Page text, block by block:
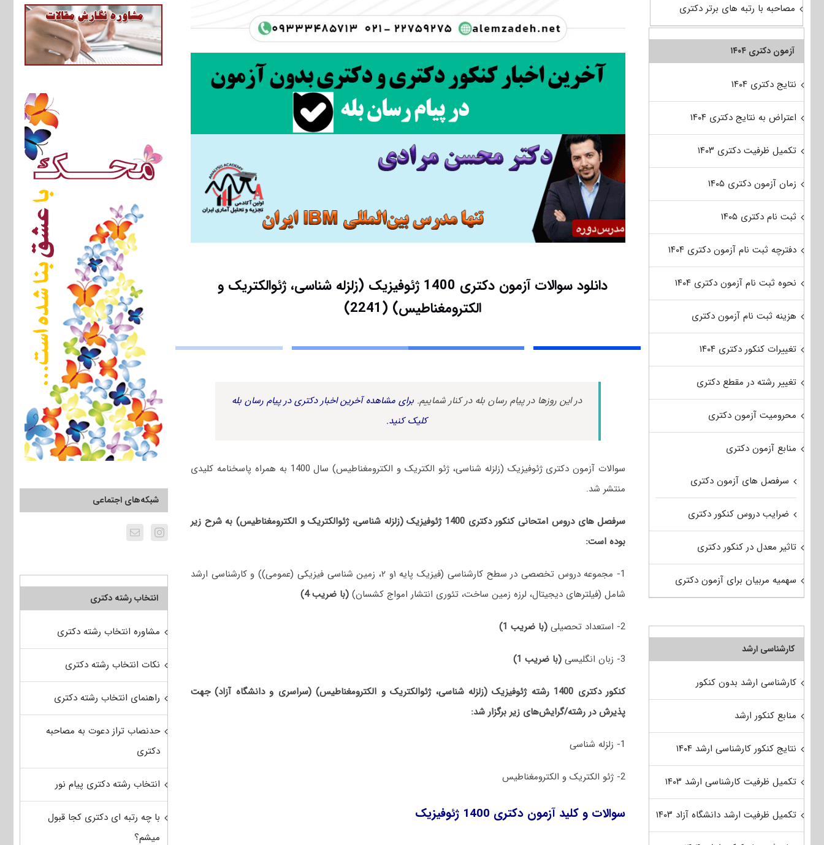
دانلود سوالات آزمون دکتری 1400 ژئوفیزیک (زلزله شناسی، ژئوالکتریک و
الکترومغناطیس) (2241)
در این روزها در پیام رسان بله در کنار شماییم. برای مشاهده آخرین اخبار دکتری در پیام رسان بله
کلیک کنید.
سوالات آزمون دکتری ژئوفیزیک (زلزله شناسی، ژئو الکتریک و الکترومغناطیس) سال 1400 به همراه پاسخنامه کلیدی
منتشر شد.
سرفصل های دروس امتحانی کنکور دکتری 1400 ژئوفیزیک (زلزله شناسی، ژئوالکتریک و الکترومغناطیس) به شرح زیر
بوده است:
1- مجموعه دروس تخصصی در سطح کارشناسی (فیزیک پایه ۱و ۲، زمین شناسی فیزیکی (عمومی)) و کارشناسی ارشد
شامل (فیلترهای دیجیتال، لرزه زمین ساخت، تئوری انتشار امواج کشسان) (با ضریب 4)
2- استعداد تحصیلی (با ضریب 1)
3- زبان انگلیسی (با ضریب 1)
کنکور دکتری 1400 رشته ژئوفیزیک (زلزله شناسی، ژئوالکتریک و الکترومغناطیس) (سراسری و دانشگاه آزاد) جهت
پذیرش در رشته/گرایش‌های زیر برگزار شد:
1- زلزله شناسی
2- ژئو الکتریک و الکترومغناطیس
سوالات و کلید آزمون دکتری 1400 ژئوفیزیک
شبکه‌های اجتماعی
انتخاب رشته دکتری
مشاوره انتخاب رشته دکتری
نکات انتخاب رشته دکتری
راهنمای انتخاب رشته دکتری
حدنصاب تراز دعوت به مصاحبه
دکتری
انتخاب رشته دکتری پیام نور
با چه رتبه ای دکتری کجا قبول
میشم؟
مصاحبه با رتبه های برتر دکتری
آزمون دکتری ۱۴۰۴
نتایج دکتری ۱۴۰۴
اعتراض به نتایج دکتری ۱۴۰۴
تکمیل ظرفیت دکتری ۱۴۰۳
زمان آزمون دکتری ۱۴۰۵
ثبت نام دکتری ۱۴۰۵
دفترچه ثبت نام آزمون دکتری ۱۴۰۴
نحوه ثبت نام آزمون دکتری ۱۴۰۴
هزینه ثبت نام آزمون دکتری
تغییرات کنکور دکتری ۱۴۰۴
تغییر رشته در مقطع دکتری
محرومیت آزمون دکتری
منابع آزمون دکتری
سرفصل های آزمون دکتری
ضرایب دروس کنکور دکتری
تاثیر معدل در کنکور دکتری
سهمیه مربیان برای آزمون دکتری
کارشناسی ارشد
کارشناسی ارشد بدون کنکور
منابع کنکور ارشد
نتایج کنکور کارشناسی ارشد ۱۴۰۴
تکمیل ظرفیت کارشناسی ارشد ۱۴۰۳
تکمیل ظرفیت ارشد دانشگاه آزاد ۱۴۰۳